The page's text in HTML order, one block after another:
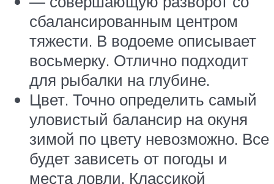
сбалансированным центром
тяжести. В водоеме описывает
восьмерку. Отлично подходит
для рыбалки на глубине.
Цвет. Точно определить самый
уловистый балансир на окуня
зимой по цвету невозможно. Все
будет зависеть от погоды и
места ловли. Классикой